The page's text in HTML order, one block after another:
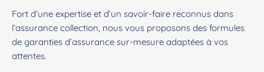
Fort d’une expertise et d’un savoir-faire reconnus dans
l’assurance collection, nous vous proposons des formules
de garanties d’assurance sur-mesure adaptées à vos
attentes.